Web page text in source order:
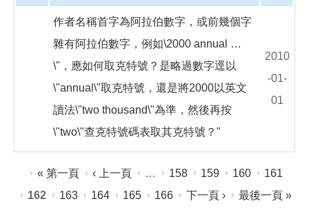
作者名稱首字為阿拉伯數字，或前幾個字
雜有阿拉伯數字，例如\2000 annual …
\"，應如何取克特號？是略過數字逕以
\"annual\"取克特號，還是將2000以英文
讀法\"two thousand\"為準，然後再按
\"two\"查克特號碼表取其克特號？"
2010
-01-
01
頁面« 第一頁 ‹ 上一頁 … 158 159 160
161
162
163 164 165 166 下一頁 › 最後一頁 »